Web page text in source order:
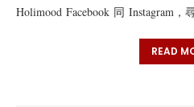
Holimood Facebook 同 Instagram，
READ